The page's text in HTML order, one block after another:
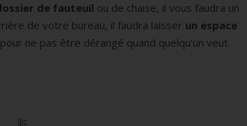
de fauteuil ou de chaise, il vous faudra un
de votre bureau, il faudra laisser un espace
ne pas être dérangé quand quelqu’un veut